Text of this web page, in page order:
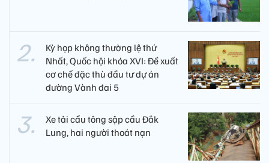
Kỳ họp không thường lệ thứ
Nhất, Quốc hội khóa XVI: Đề xuất
cơ chế đặc thù đầu tư dự án
đường Vành đai 5
Xe tải cẩu tông sập cầu Đắk
Lung, hai người thoát nạn